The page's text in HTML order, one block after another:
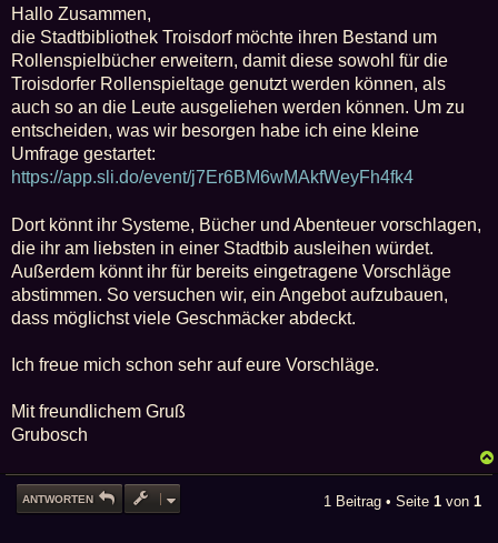
i
t
r
a
g
Hallo Zusammen,
die Stadtbibliothek Troisdorf möchte ihren Bestand um
Rollenspielbücher erweitern, damit diese sowohl für die
Troisdorfer Rollenspieltage genutzt werden können, als
auch so an die Leute ausgeliehen werden können. Um zu
entscheiden, was wir besorgen habe ich eine kleine
Umfrage gestartet:
https://app.sli.do/event/j7Er6BM6wMAkfWeyFh4fk4
Dort könnt ihr Systeme, Bücher und Abenteuer vorschlagen,
die ihr am liebsten in einer Stadtbib ausleihen würdet.
Außerdem könnt ihr für bereits eingetragene Vorschläge
abstimmen. So versuchen wir, ein Angebot aufzubauen,
dass möglichst viele Geschmäcker abdeckt.
Ich freue mich schon sehr auf eure Vorschläge.
Mit freundlichem Gruß
Grubosch
ANTWORTEN 1 Beitrag • Seite 1 von 1